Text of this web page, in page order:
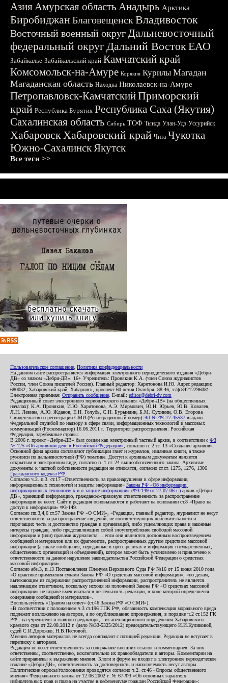
АзияАмурская область Анадырь Арктика
БиробиджанБлаговещенскВладивосток
Восточный военный округДальневосточный
федеральный округДальний ВостокЕАО
Забайкалье Забайкальский край Камчатский край
Комсомольск-на-Амуре Корякия Курилы Магадан
Магаданская область Находка Николаевск-на-Амуре
Петропавловск-КамчатскийПриморский
край Республика Бурятия Республика Саха (Якутия)
Сахалинская область Сибирь ТОФ Тында Улан-Удэ Уссурийск
ХабаровскХабаровский край Чита Чукотка
Южно-СахалинскЯкутск
Все теги >>
Пользовательское соглашение Политика конфиденциальности
На данном сайте распространяется информация электронного периодического издания «Дебри-
ДВ» со знаком «Дебри-ДВ». 16+ Учредитель: Пронякин К.А. (член Союза журналистов
России, член Союза писателей России). Главный редактор: Харитонова И.Ю. Адрес редакции:
680032, Хабаровский край, Хабаровск, проспект 60-летия Октября, 88-46, т./ф.84212296081.
Электронная приемная: Отправить сообщение . E-mail: editor@debri-dv.com
Редакционный совет электронного периодического издания «Дебри-ДВ» (на общественных
началах): К.А. Пронякин, И.Ю. Харитонова, А.Э. Мирмович, Ю.Н. Юрьев, Ю.В. Ковалев,
Л.Н. Левина, А.Ю. Жданов, Е.Н. Голубь, С.Н. Бурындин, Б.М. Сухинин, О.В. Егорова
Свидетельство о регистрации СМИ (Регистрационный номер) ЭЛ № ФС77-45537 выдано
Федеральной службой по надзору в сфере связи, информационных технологий и массовых
коммуникаций (Роскомнадзор) 16.06.2011 г. Территория распространения: Российская
Федерация, зарубежные страны.
В 2006 г. проект «Дебри-ДВ» был создан как электронный частный архив, в соответствии с ФЗ
№ 125 «Об архивном деле в Российской Федерации» , согласно п. 2 ст. 13 «Создание архивов».
Основной фонд архива составляют публикации газет и журналов, изданные книги, а также
рукописи по дальневосточной (РФ) тематике. Доступ к архивным документам является
открытым в электронном виде, согласно п. 1 ст. 24 вышеобозначенного закона. Архивные
документы к частной собственности редакции не относятся, согласно ст.ст. 1275, 1276, 1306
Гражданского кодекса РФ
Согласно ч.2. п.3. ст.17 «Ответственность за правонарушения в сфере информации,
информационных технологий и защиты информации» Закона РФ «Об информации,
информационных технологиях и о защите информации» (ФЗ-149 от 27.07.06 г.) архив «Дебри-
ДВ», хранящий информацию, гражданско-правовую ответственность за распространение
информации не несет. Сайт и редакция основываются и работают на основании ст.8 «Право на
доступ к информации» ФЗ-149.
Согласно пп.3,4,6 ст.57 Закона РФ «О СМИ», «Редакция, главный редактор, журналист не несут
ответственности за распространение сведений, не соответствующих действительности и
порочащих честь и достоинство граждан и организаций, либо ущемляющих права и законные
интересы граждан, либо представляющих собой злоупотребление свободой массовой
информации и (или) правами журналиста: ...если они являются дословным воспроизведением
сообщений и материалов или их фрагментов, распространенных другим средством массовой
информации (а также сообщения, переданные в пресс-релизах и информация государственных,
общественных организаций и объединений), которое может быть установлено и привлечено к
ответственности за данное нарушение законодательства Российской Федерации о средствах
массовой информации».
Согласно абз.3, п.13 Постановления Пленума Верховного Суда РФ №16 от 15 июня 2010 года
«О практике применения судами Закона РФ «О средствах массовой информации», «по делам,
вытекающим из содержания распространенной информации, распространитель не является
надлежащим ответчиком, поскольку исходя из положений Закона РФ «О средствах массовой
информации» не вправе вмешиваться в деятельность редакции, в ходе которой определяется
содержание сообщений и материалов».
Воспользуйтесь «Правом на ответ» (ст.46 Закона РФ «О СМИ»).
«В соответствии с положением ч.3 ст.196 ГПК РФ, обязанность компенсации морального вреда
подлежит возложению на авторов, а по опубликованию опровержения, в порядке ч.2 ст.152 ГК
РФ - на учредителя и главного редактор», - из апелляционного определения Хабаровского
краевого суда от 22.08.2012 г. (дело №33-5325/2012) председательствующего И.И.Куликовой,
судей С.И.Дорожко, Н.В.Пестовой.
Мнения авторов материалов не всегда совпадают с позицией редакции. Редакция не вступает в
переписку с авторами.
Редакция не несет ответственность за содержание внешних ссылок и комментариев. За них
ответственны, соответственно, исключительно их правообладатели и авторы. Комментарии на
сайте приравнены к выражению мнения. Блоги и форум не входят в электронное периодическое
издание «Дебри-ДВ», ответственность за достоверность и наполняемость несут авторы.
Политические опросы/голосования проводятся согласно ч.2. ст.46 «Опросы общественного
мнения» Федерального закона от 12.06.2002 г. № 67-ФЗ «Об основных гарантиях
избирательных прав и права на участие в референдуме граждан Российской Федерации»;